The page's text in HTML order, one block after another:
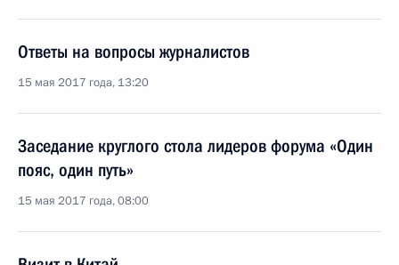
Ответы на вопросы журналистов
15 мая 2017 года, 13:20
Заседание круглого стола лидеров форума «Один
пояс, один путь»
15 мая 2017 года, 08:00